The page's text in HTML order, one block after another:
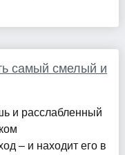
самый смелый и
и расслабленный
– и находит его в